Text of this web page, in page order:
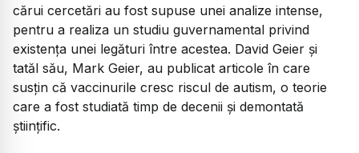
cărui cercetări au fost supuse unei analize intense,
pentru a realiza un studiu guvernamental privind
existența unei legături între acestea. David Geier și
tatăl său, Mark Geier, au publicat articole în care
susțin că vaccinurile cresc riscul de autism, o teorie
care a fost studiată timp de decenii și demontată
științific.